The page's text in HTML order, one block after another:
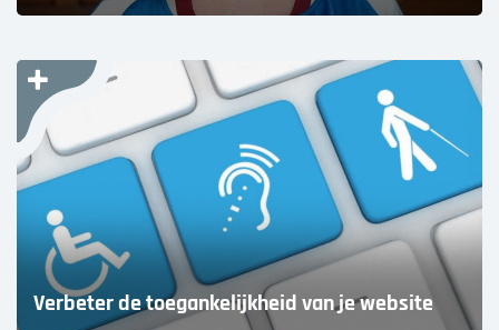
Wie zijn wij?
Onze partners
Contact
Zoek
Verbeter de toegankelijkheid van je website